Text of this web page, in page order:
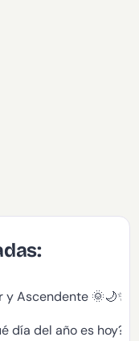
Ascendente 🌞🌙✨
día del año es hoy?